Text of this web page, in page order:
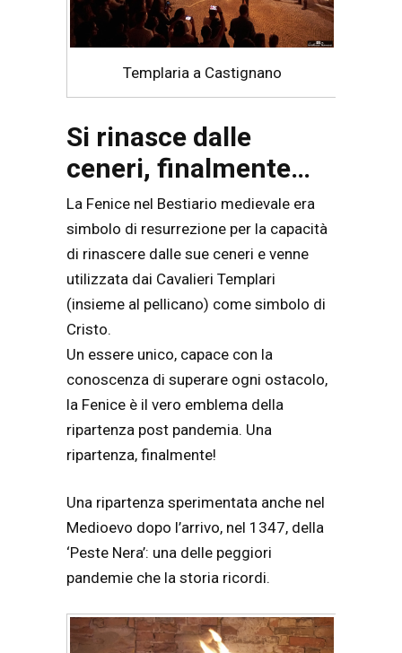
Templaria a Castignano
Si rinasce dalle
ceneri, finalmente…
La Fenice nel Bestiario medievale era
simbolo di resurrezione per la capacità
di rinascere dalle sue ceneri e venne
utilizzata dai Cavalieri Templari
(insieme al pellicano) come simbolo di
Cristo.
Un essere unico, capace con la
conoscenza di superare ogni ostacolo,
la Fenice è il vero emblema della
ripartenza post pandemia. Una
ripartenza, finalmente!
Una ripartenza sperimentata anche nel
Medioevo dopo l’arrivo, nel 1347, della
‘Peste Nera’: una delle peggiori
pandemie che la storia ricordi.